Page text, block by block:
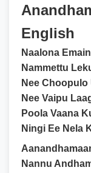
English
Naalona
Nammettu
Nee Choopulo
Nee Vaipu
Poola Vaana
Ningi Ee Nela
Nannu